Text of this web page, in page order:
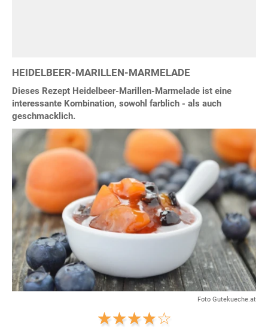
HEIDELBEER-MARILLEN-MARMELADE
Dieses Rezept Heidelbeer-Marillen-Marmelade ist eine
interessante Kombination, sowohl farblich - als auch
geschmacklich.
Foto Gutekueche.at